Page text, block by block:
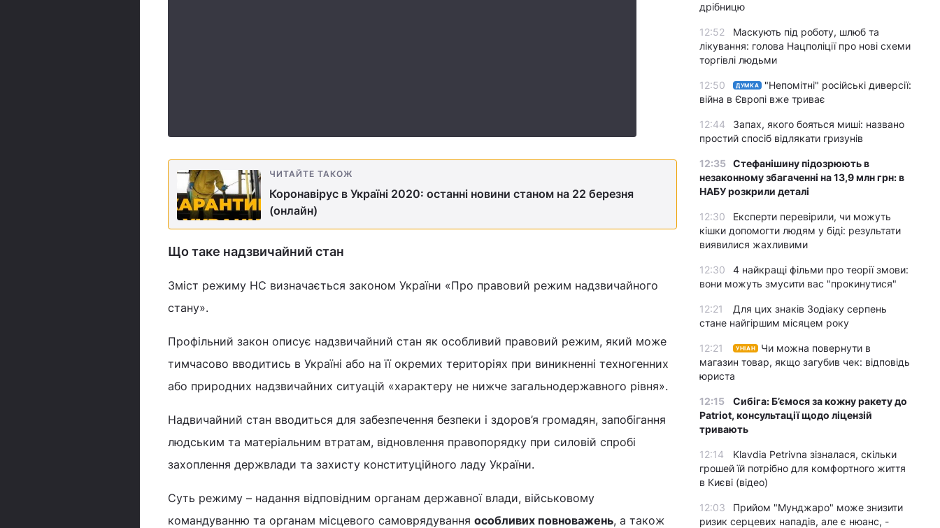
ЧИТАЙТЕ ТАКОЖ
Коронавірус в Україні 2020: останні новини станом на 22 березня
(онлайн)
Що таке надзвичайний стан
Зміст режиму НС визначається законом України «Про правовий режим надзвичайного
стану».
Профільний закон описує надзвичайний стан як особливий правовий режим, який може
тимчасово вводитись в Україні або на її окремих територіях при виникненні техногенних
або природних надзвичайних ситуацій «характеру не нижче загальнодержавного рівня».
Надвичайний стан вводиться для забезпечення безпеки і здоров’я громадян, запобігання
людським та матеріальним втратам, відновлення правопорядку при силовій спробі
захоплення держвлади та захисту конституційного ладу України.
Суть режиму – надання відповідним органам державної влади, військовому
командуванню та органам місцевого самоврядування особливих повноважень, а також
дрібницю
12:52
Маскують під роботу, шлюб та
лікування: голова Нацполіції про нові схеми
торгівлі людьми
12:50 ДУМКА
"Непомітні" російські диверсії:
війна в Європі вже триває
12:44
Запах, якого бояться миші: названо
простий спосіб відлякати гризунів
12:35 Стефанішину підозрюють в
незаконному збагаченні на 13,9 млн грн: в
НАБУ розкрили деталі
12:30
Експерти перевірили, чи можуть
кішки допомогти людям у біді: результати
виявилися жахливими
12:30
4 найкращі фільми про теорії змови:
вони можуть змусити вас "прокинутися"
12:21
Для цих знаків Зодіаку серпень
стане найгіршим місяцем року
12:21 УНІАН
Чи можна повернути в
магазин товар, якщо загубив чек: відповідь
юриста
12:15
Сибіга: Б’ємося за кожну ракету до
Patriot, консультації щодо ліцензій
тривають
12:14
Klavdia Petrivna зізналася, скільки
грошей їй потрібно для комфортного життя
в Києві (відео)
12:03
Прийом "Мунджаро" може знизити
ризик серцевих нападів, але є нюанс, -